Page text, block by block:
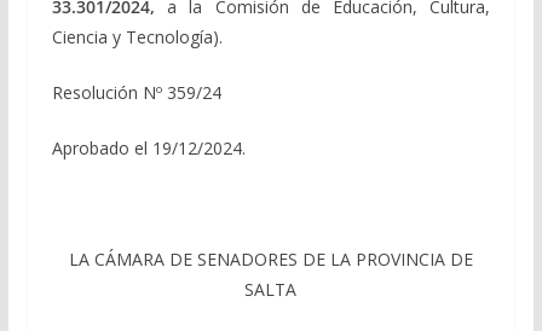
33.301/2024, a la Comisión de Educación, Cultura,
Ciencia y Tecnología).
Resolución Nº 359/24
Aprobado el 19/12/2024.
LA CÁMARA DE SENADORES DE LA PROVINCIA DE
SALTA